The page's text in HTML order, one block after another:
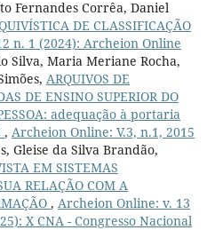
Fernandes Corrêa, Daniel
DE CLASSIFICAÇÃO
n. 1 (2024): Archeion Online
Silva, Maria Meriane Rocha,
ARQUIVOS DE
DE ENSINO SUPERIOR DO
adequação à portaria
, Archeion Online: V.3, n.1, 2015
Gleise da Silva Brandão,
EM SISTEMAS
RELAÇÃO COM A
, Archeion Online: v. 13
X CNA - Congresso Nacional